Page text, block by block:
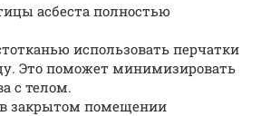
асбеста полностью
использовать перчатки
Это поможет минимизировать
с телом.
закрытом помещении